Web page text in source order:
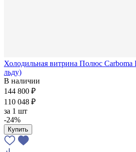
Холодильная витрина Полюс
льду)
В наличии
144 800 ₽
110 048 ₽
за 1 шт
-24%
Купить